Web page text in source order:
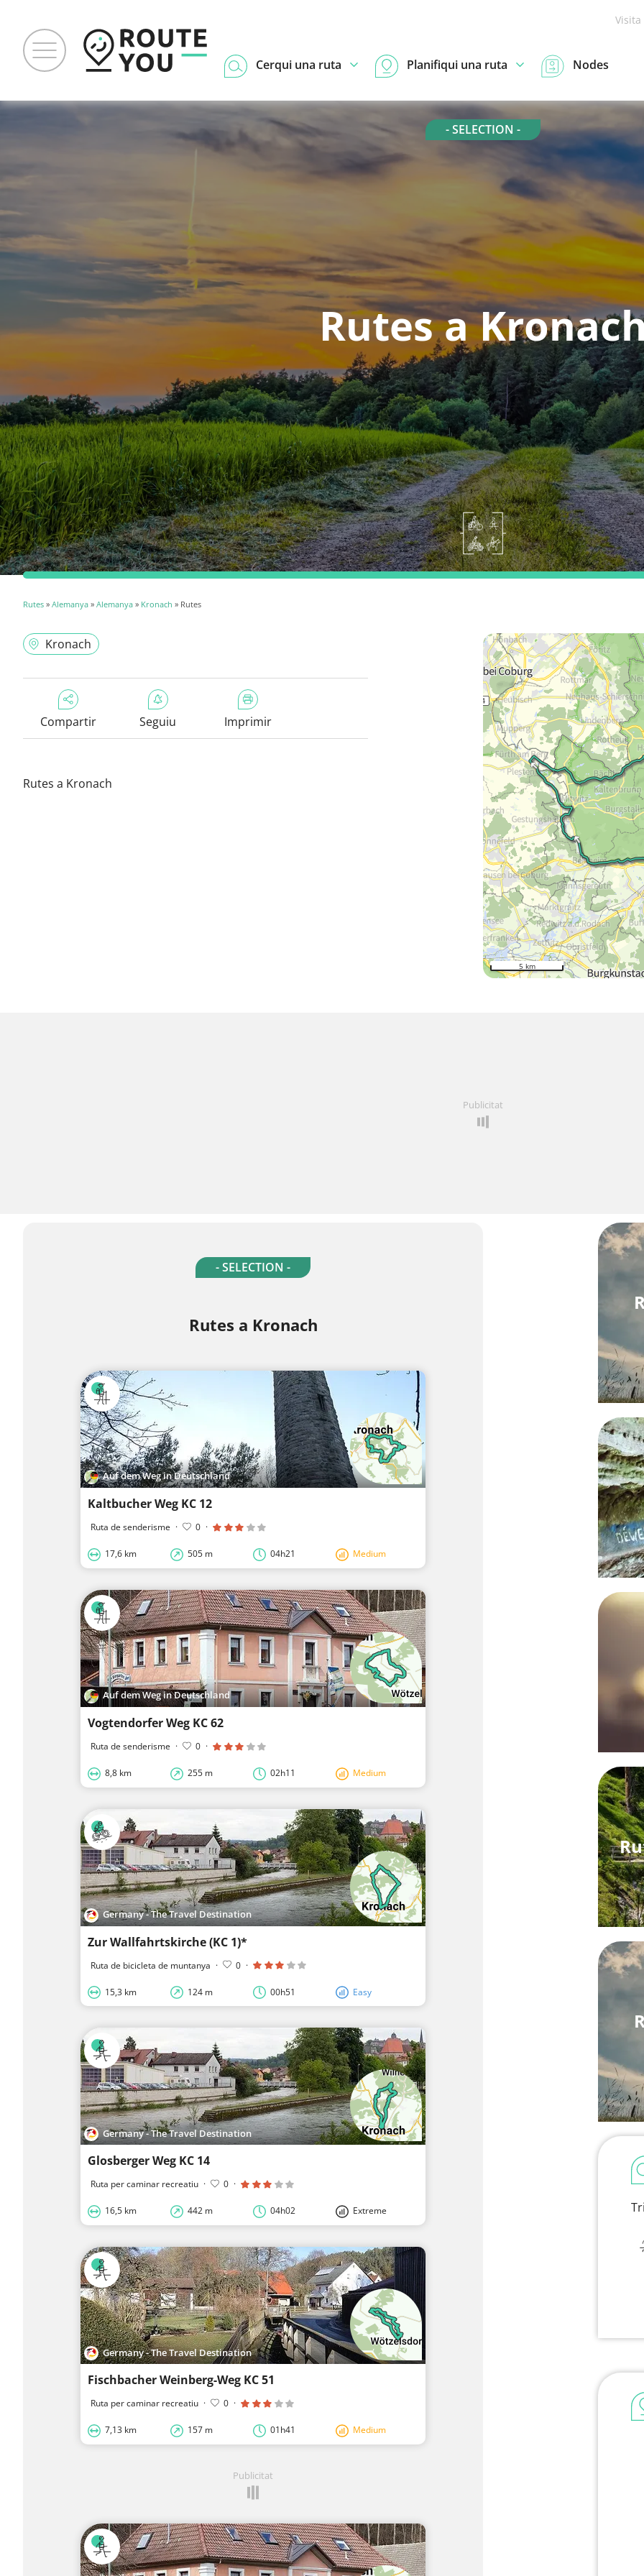
Cerqui una ruta Planifiqui una ruta Nodes
- SELECTION -
Rutes a
Rutes » Alemanya » Alemanya » Kronach » Rutes
Kronach
Compartir Seguiu Imprimir
Rutes a Kronach
5 km
Publicitat
- SELECTION -
Rutes a Kronach
Auf dem Weg in Deutschland
Kaltbucher Weg KC 12
Ruta de senderisme · 0 ·
17,6 km 505 m 04h21 Medium
Auf dem Weg in Deutschland
Vogtendorfer Weg KC 62
Ruta de senderisme · 0 ·
8,8 km 255 m 02h11 Medium
Germany - The Travel Destination
Zur Wallfahrtskirche (KC 1)*
Ruta de bicicleta de muntanya · 0 ·
15,3 km 124 m 00h51 Easy
Germany - The Travel Destination
Glosberger Weg KC 14
Ruta per caminar recreatiu · 0 ·
16,5 km 442 m 04h02 Extreme
Germany - The Travel Destination
Fischbacher Weinberg-Weg KC 51
Ruta per caminar recreatiu · 0 ·
7,13 km 157 m 01h41 Medium
Publicitat